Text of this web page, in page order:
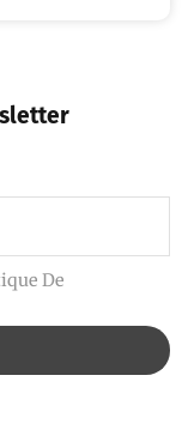
De